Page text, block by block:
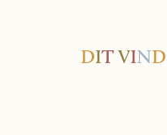
DITVIND